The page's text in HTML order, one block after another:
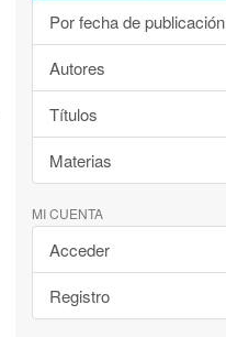
Por fecha de publicación
Autores
Títulos
Materias
MI CUENTA
Acceder
Registro